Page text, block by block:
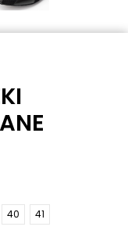
40 41